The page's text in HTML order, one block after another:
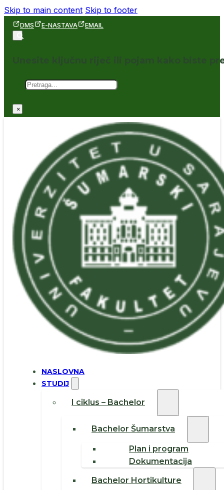
Skip to main content Skip to footer
DMS E-NASTAVA EMAIL
Unesite ključnu riječ ili pojam kako biste
Pretraga
×
NASLOVNA
STUDIJ
I ciklus – Bachelor
Bachelor Šumarstva
Plan i program
Dokumentacija
Bachelor Hortikulture